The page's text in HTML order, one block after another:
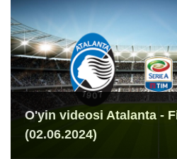
O'yin videosi Atalanta -
(02.06.2024)